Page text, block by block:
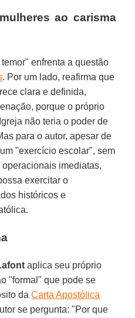
ao carisma
enfrenta a questão
. Por um lado, reafirma que
clara e definida,
porque o próprio
não teria o poder de
para o autor, apesar de
"exercício escolar", sem
imediatas,
exercitar o
históricos e
aplica seu próprio
"formal" que pode se
daCarta Apostólica
se pergunta: "Por que